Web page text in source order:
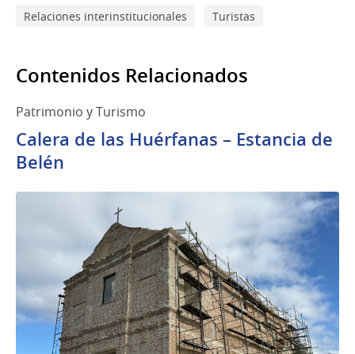
Relaciones interinstitucionales
Turistas
Contenidos Relacionados
Patrimonio y Turismo
Calera de las Huérfanas – Estancia de
Belén